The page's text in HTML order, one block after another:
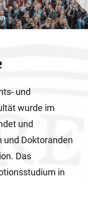
und
wurde im
und
und Doktoranden
Das
in